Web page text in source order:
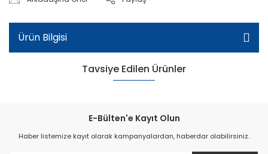
Ürün Bilgisi
Tavsiye Edilen Ürünler
E-Bülten'e Kayıt Olun
Haber listemize kayıt olarak kampanyalardan, haberdar olabilirsiniz.